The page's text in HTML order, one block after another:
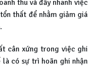
thu và đẩy nhanh việc
thất để nhằm giảm giá
cân xứng trong việc ghi
là có sự trì hoãn ghi nhận